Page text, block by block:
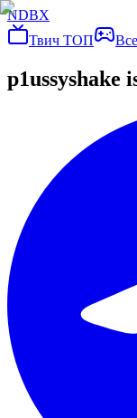
NDBX
Твич ТОП
p1ussyshake